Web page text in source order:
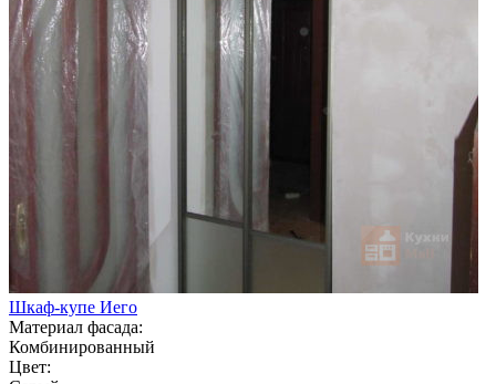
Шкаф-купе Иего
Материал фасада:
Комбинированный
Цвет: